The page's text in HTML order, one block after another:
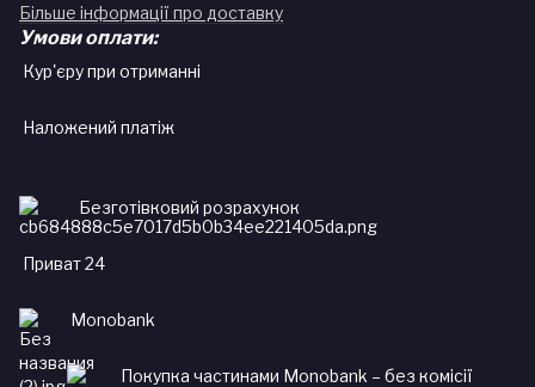
Більше інформації про доставку
Умови оплати:
Кур'єру при отриманні
Наложений платіж
Безготівковий розрахунок
Приват 24
Monobank
Покупка частинами Monobank – без комісії